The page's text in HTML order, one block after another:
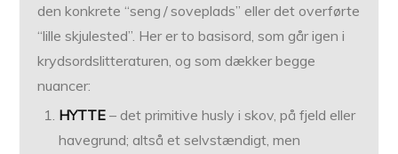
den konkrete “seng / soveplads” eller det overførte
“lille skjulested”. Her er to basisord, som går igen i
krydsordslitteraturen, og som dækker begge
nuancer:
HYTTE – det primitive husly i skov, på fjeld eller
havegrund; altså et selvstændigt, men